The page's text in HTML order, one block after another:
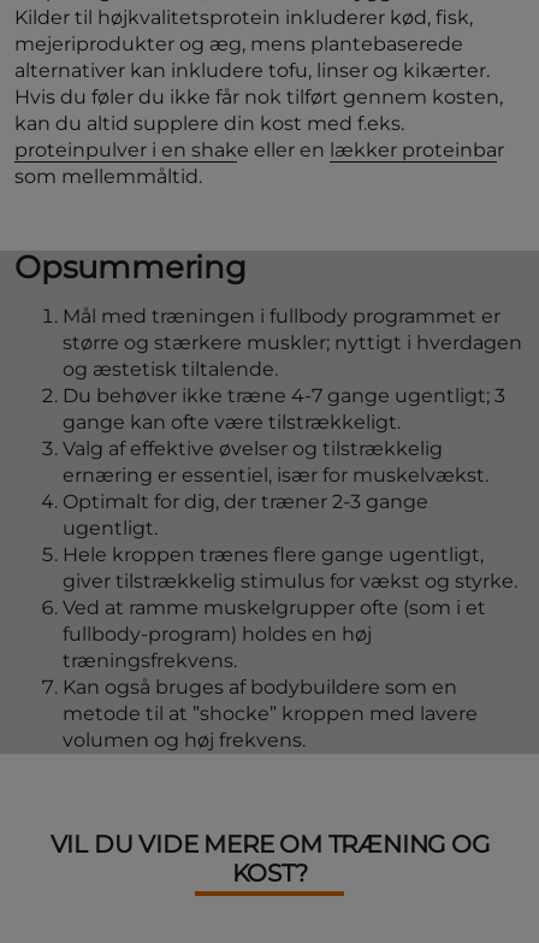
Kilder til højkvalitetsprotein inkluderer kød, fisk,
mejeriprodukter og æg, mens plantebaserede
alternativer kan inkludere tofu, linser og kikærter.
Hvis du føler du ikke får nok tilført gennem kosten,
kan du altid supplere din kost med f.eks.
proteinpulver i en shake eller en lækker proteinbar
som mellemmåltid.
Opsummering
Mål med træningen i fullbody programmet er
større og stærkere muskler; nyttigt i hverdagen
og æstetisk tiltalende.
Du behøver ikke træne 4-7 gange ugentligt; 3
gange kan ofte være tilstrækkeligt.
Valg af effektive øvelser og tilstrækkelig
ernæring er essentiel, især for muskelvækst.
Optimalt for dig, der træner 2-3 gange
ugentligt.
Hele kroppen trænes flere gange ugentligt,
giver tilstrækkelig stimulus for vækst og styrke.
Ved at ramme muskelgrupper ofte (som i et
fullbody-program) holdes en høj
træningsfrekvens.
Kan også bruges af bodybuildere som en
metode til at ”shocke” kroppen med lavere
volumen og høj frekvens.
VIL DU VIDE MERE OM TRÆNING OG
KOST?